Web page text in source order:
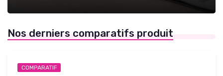
Nos derniers comparatifs produit
COMPARATIF